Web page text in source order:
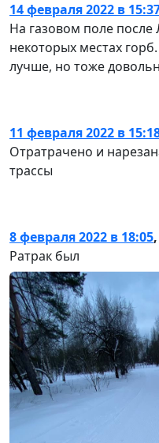
14 февраля 2022 в
На газовом поле
некоторых местах
лучше, но тоже
11 февраля 2022 в
Отратрачено и
трассы
8 февраля 2022 в 18:05,
Ратрак был